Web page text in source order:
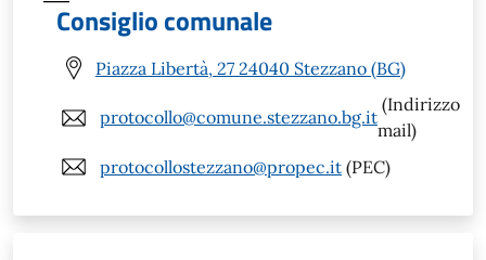
Consiglio comunale
Piazza Libertà, 27 24040 Stezzano (BG)
protocollo@comune.stezzano.bg.it
(Indirizzo
mail)
protocollostezzano@propec.it (PEC)